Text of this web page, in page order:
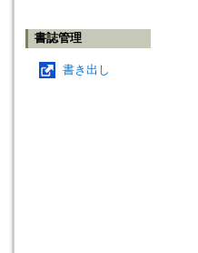
書誌管理
書き出し